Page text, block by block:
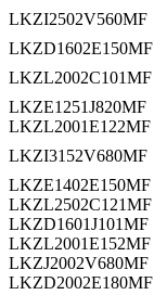
LKZI2502V560MF
LKZD1602E150MF
LKZL2002C101MF
LKZE1251J820MF
LKZL2001E122MF
LKZI3152V680MF
LKZE1402E150MF
LKZL2502C121MF
LKZD1601J101MF
LKZL2001E152MF
LKZJ2002V680MF
LKZD2002E180MF